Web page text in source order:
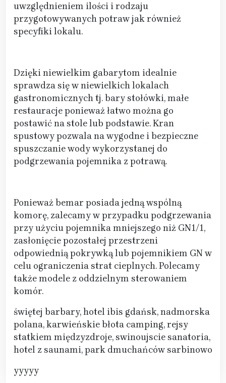
uwzględnieniem ilości i rodzaju
przygotowywanych potraw jak również
specyfiki lokalu.
Dzięki niewielkim gabarytom idealnie
sprawdza się w niewielkich lokalach
gastronomicznych tj. bary stołówki, małe
restauracje ponieważ łatwo można go
postawić na stole lub podstawie. Kran
spustowy pozwala na wygodne i bezpieczne
spuszczanie wody wykorzystanej do
podgrzewania pojemnika z potrawą.
Ponieważ bemar posiada jedną wspólną
komorę, zalecamy w przypadku podgrzewania
przy użyciu pojemnika mniejszego niż GN1/1,
zasłonięcie pozostałej przestrzeni
odpowiednią pokrywką lub pojemnikiem GN w
celu ograniczenia strat cieplnych. Polecamy
także modele z oddzielnym sterowaniem
komór.
świętej barbary, hotel ibis gdańsk, nadmorska
polana, karwieńskie błota camping, rejsy
statkiem międzyzdroje, swinoujscie sanatoria,
hotel z saunami, park dmuchańców sarbinowo
yyyyy